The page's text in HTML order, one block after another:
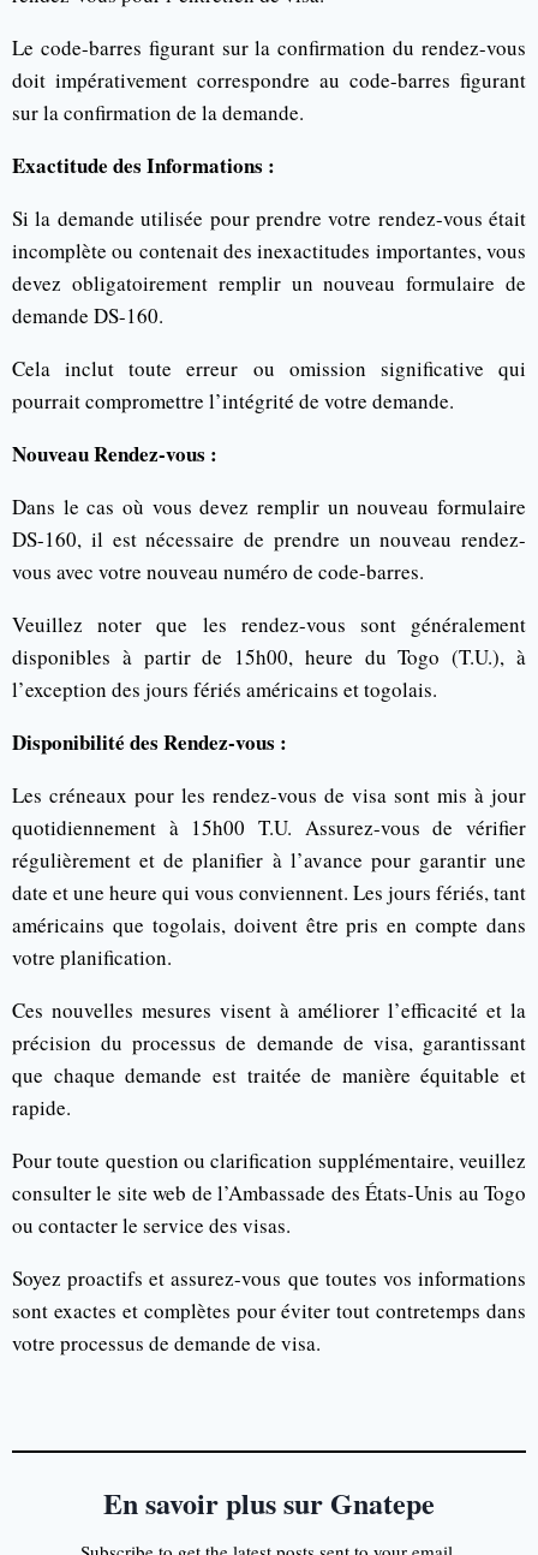
Le code-barres figurant sur la confirmation du rendez-vous
doit impérativement correspondre au code-barres figurant
sur la confirmation de la demande.
Exactitude des Informations :
Si la demande utilisée pour prendre votre rendez-vous était
incomplète ou contenait des inexactitudes importantes, vous
devez obligatoirement remplir un nouveau formulaire de
demande DS-160.
Cela inclut toute erreur ou omission significative qui
pourrait compromettre l’intégrité de votre demande.
Nouveau Rendez-vous :
Dans le cas où vous devez remplir un nouveau formulaire
DS-160, il est nécessaire de prendre un nouveau rendez-
vous avec votre nouveau numéro de code-barres.
Veuillez noter que les rendez-vous sont généralement
disponibles à partir de 15h00, heure du Togo (T.U.), à
l’exception des jours fériés américains et togolais.
Disponibilité des Rendez-vous :
Les créneaux pour les rendez-vous de visa sont mis à jour
quotidiennement à 15h00 T.U. Assurez-vous de vérifier
régulièrement et de planifier à l’avance pour garantir une
date et une heure qui vous conviennent. Les jours fériés, tant
américains que togolais, doivent être pris en compte dans
votre planification.
Ces nouvelles mesures visent à améliorer l’efficacité et la
précision du processus de demande de visa, garantissant
que chaque demande est traitée de manière équitable et
rapide.
Pour toute question ou clarification supplémentaire, veuillez
consulter le site web de l’Ambassade des États-Unis au Togo
ou contacter le service des visas.
Soyez proactifs et assurez-vous que toutes vos informations
sont exactes et complètes pour éviter tout contretemps dans
votre processus de demande de visa.
En savoir plus sur Gnatepe